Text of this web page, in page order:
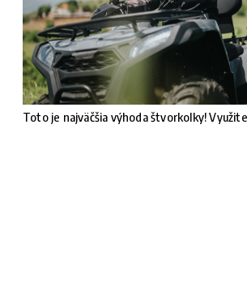
Toto je najväčšia výhoda štvorkolky!